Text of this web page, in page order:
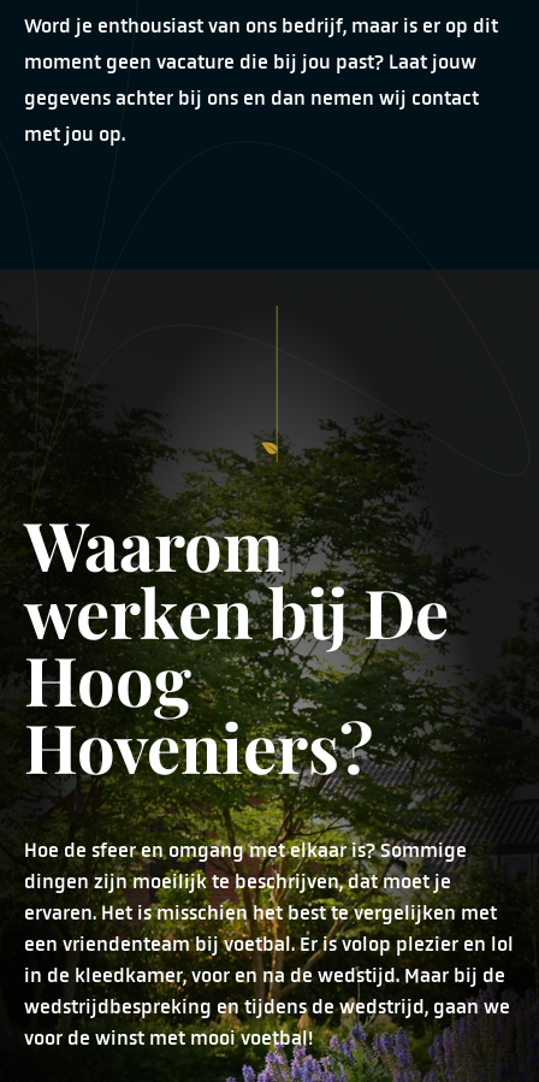
Word je enthousiast van ons bedrijf, maar is er op dit
moment geen vacature die bij jou past? Laat jouw
gegevens achter bij ons en dan nemen wij contact
met jou op.
Waarom
werken bij De
Hoog
Hoveniers?
Hoe de sfeer en omgang met elkaar is? Sommige
dingen zijn moeilijk te beschrijven, dat moet je
ervaren. Het is misschien het best te vergelijken met
een vriendenteam bij voetbal. Er is volop plezier en lol
in de kleedkamer, voor en na de wedstijd. Maar bij de
wedstrijdbespreking en tijdens de wedstrijd, gaan we
voor de winst met mooi voetbal!